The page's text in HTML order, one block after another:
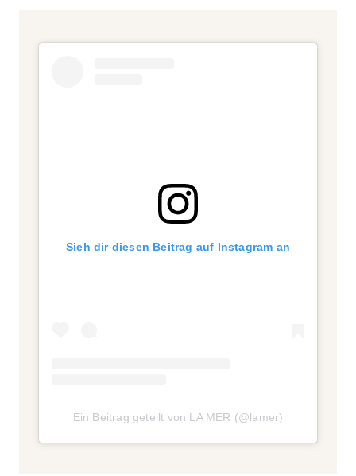
Sieh dir diesen Beitrag auf Instagram an
Ein Beitrag geteilt von LA MER (@lamer)